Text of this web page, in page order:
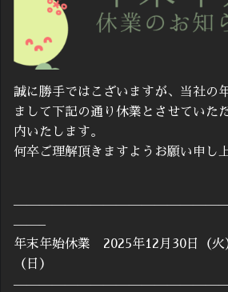
誠に勝手ではこざいますが、当社の
まして下記の通り休業とさせていた
内いたします。
何卒ご理解頂きますようお願い申し
——–
年末年始休業 2025年12月30日（火
（日）